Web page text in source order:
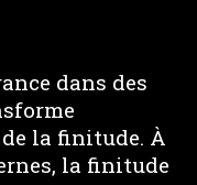
dans des
la finitude. À
la finitude